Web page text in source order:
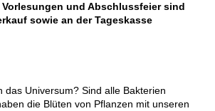
und Abschlussfeier sind
sowie an der Tageskasse
das Universum? Sind alle Bakterien
die Blüten von Pflanzen mit unseren